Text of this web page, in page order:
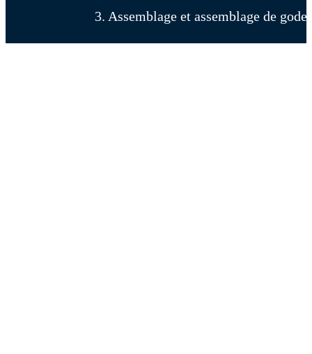
3. Assemblage et assemblage de